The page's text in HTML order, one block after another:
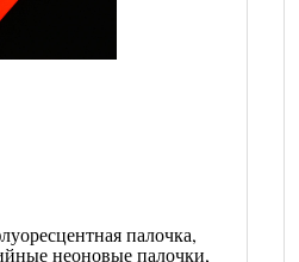
палочка,
неоновые палочки,